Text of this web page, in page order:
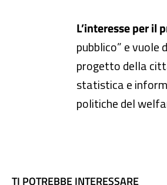
L’interesse per il
pubblico” e vuole
progetto della
statistica e
politiche del
TI POTREBBE INTERESSARE